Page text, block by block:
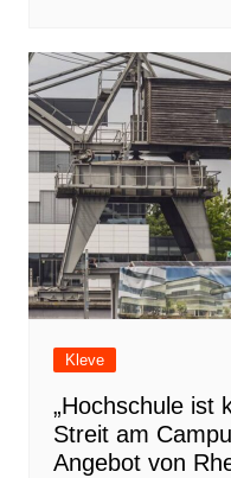
Kleve
„Hochschule ist
Streit am
Angebot von